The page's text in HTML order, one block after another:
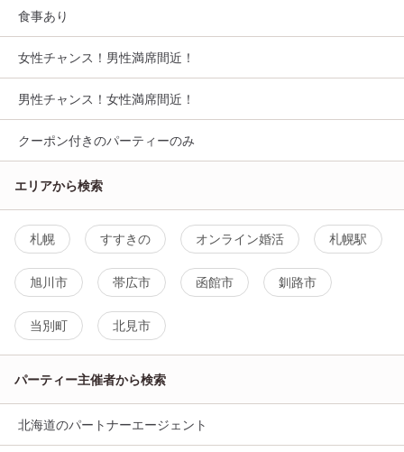
食事あり
女性チャンス！男性満席間近！
男性チャンス！女性満席間近！
クーポン付きのパーティーのみ
エリアから検索
札幌 すすきの オンライン婚活 札幌駅
旭川市 帯広市 函館市 釧路市
当別町 北見市
パーティー主催者から検索
北海道のパートナーエージェント